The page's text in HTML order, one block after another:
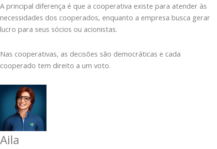
A principal diferença é que a cooperativa existe para atender às
necessidades dos cooperados, enquanto a empresa busca gerar
lucro para seus sócios ou acionistas.
Nas cooperativas, as decisões são democráticas e cada
cooperado tem direito a um voto.
Aila